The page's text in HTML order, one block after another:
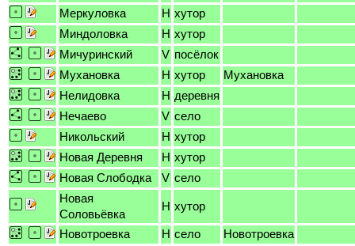
Меркуловка
H хутор
Миндоловка
H хутор
Мичуринский
V посёлок
Мухановка
H хутор
Мухановка
Нелидовка
H деревня
Нечаево
V село
Никольский
H хутор
Новая Деревня
H хутор
Новая Слободка
V село
Новая
Соловьёвка
H хутор
Новотроевка H село
Новотроевка